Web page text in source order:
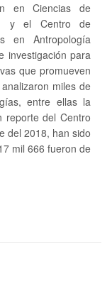
en Ciencias de
y el Centro de
en Antropología
investigación para
que promueven
miles de
entre ellas la
reporte del Centro
del 2018, han sido
mil 666 fueron de